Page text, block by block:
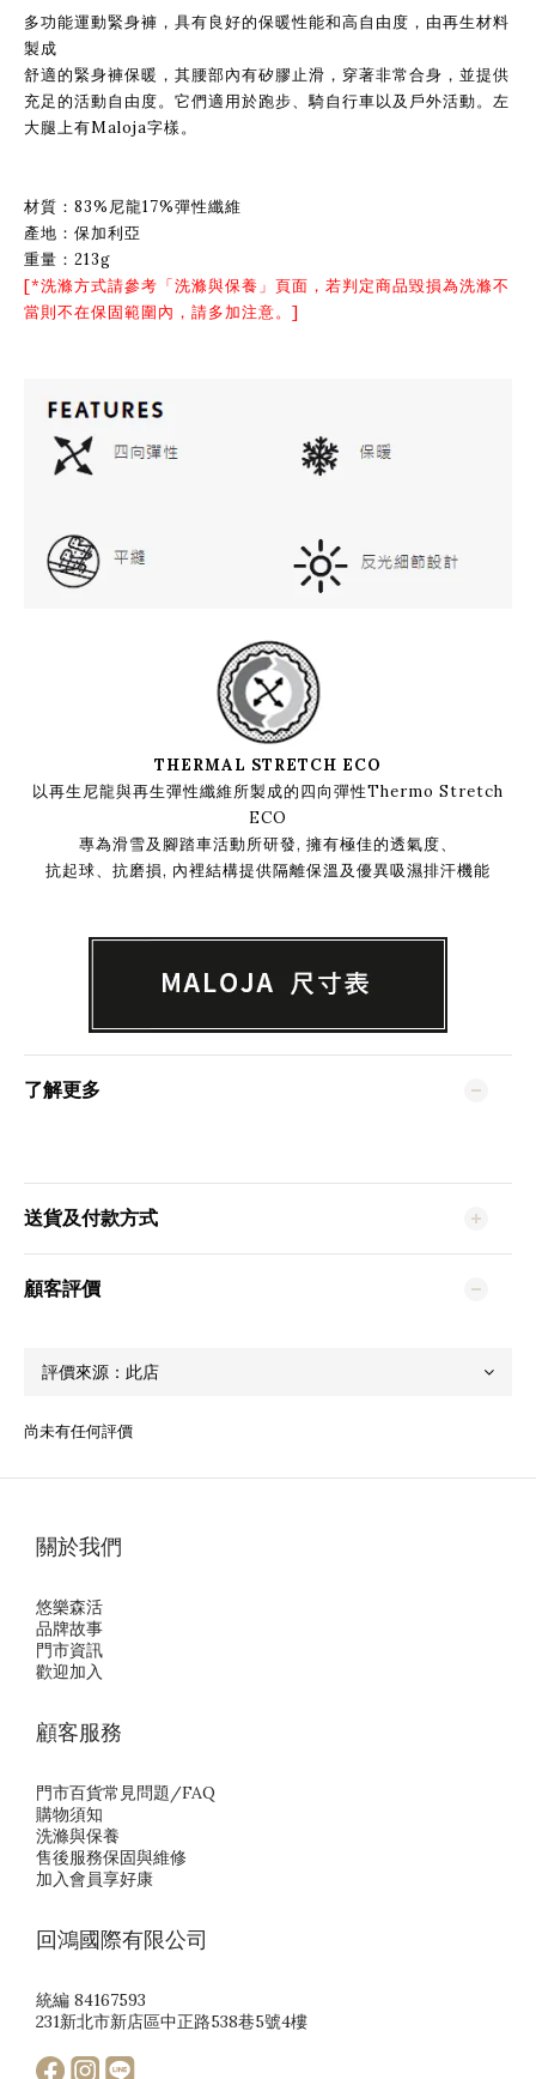
多功能運動緊身褲，具有良好的保暖性能和高自由度，由再生材料
製成
舒適的緊身褲保暖，其腰部內有矽膠止滑，穿著非常合身，並提供
充足的活動自由度。它們適用於跑步、騎自行車以及戶外活動。左
大腿上有Maloja字樣。
材質：83%尼龍17%彈性纖維
產地：保加利亞
重量：213g
[*洗滌方式請參考「洗滌與保養 」頁面，若判定商品毀損為洗滌不
當則不在保固範圍內，請多加注意。]
THERMAL STRETCH ECO
以再生尼龍與再生彈性纖維所製成的四向彈性Thermo Stretch
ECO
專為滑雪及腳踏車活動所研發, 擁有極佳的透氣度、
抗起球、抗磨損, 內裡結構提供隔離保溫及優異吸濕排汗機能
了解更多
送貨及付款方式
顧客評價
尚未有任何評價
關於我們
悠樂森活
品牌故事
門市資訊
歡迎加入
顧客服務
門市百貨常見問題/FAQ
購物須知
洗滌與保養
售後服務保固與維修
加入會員享好康
回鴻國際有限公司
統編 84167593
231新北市新店區中正路538巷5號4樓